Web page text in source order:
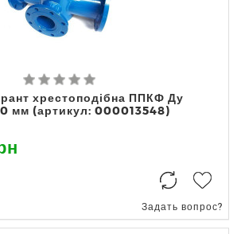
хрестоподібна ППКФ Ду
мм (артикул: 000013548)
Задать вопрос?